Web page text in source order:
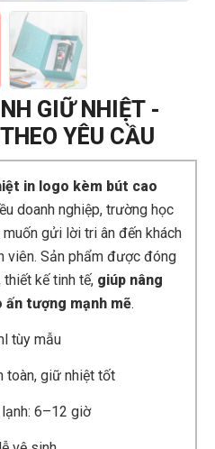
GIỮ NHIỆT -
YÊU CẦU
in logo kèm bút cao
doanh nghiệp, trường học
gửi lời tri ân đến khách
viên. Sản phẩm được đóng
kế tinh tế, giúp nâng
tượng mạnh mẽ.
tùy mẫu
toàn, giữ nhiệt tốt
6–12 giờ